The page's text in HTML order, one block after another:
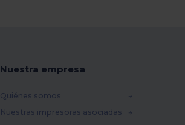
Nuestra empresa
Quiénes somos
Nuestras impresoras asociadas